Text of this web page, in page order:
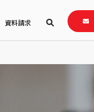
資料請求